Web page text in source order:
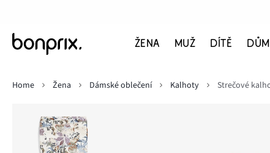
ŽENA MUŽ DÍTĚ DŮM
Home
Žena Dámské oblečení Kalhoty Strečové